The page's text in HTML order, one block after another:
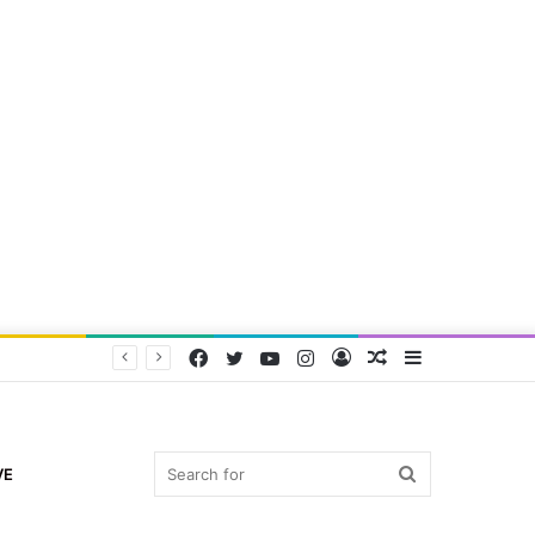
Random
Log
Instagram
YouTube
Twitter
Facebook